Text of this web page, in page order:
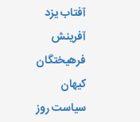
آفتاب یزد
آفرینش
فرهیختگان
کیهان
سیاست روز